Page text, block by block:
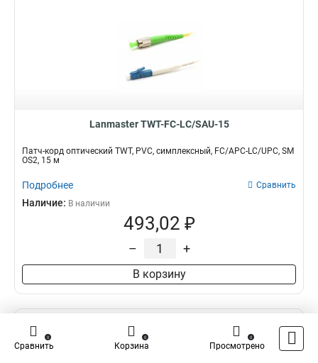
Lanmaster TWT-FC-LC/SAU-15
Патч-корд оптический TWT, PVC, симплексный, FC/APC-LC/UPC, SM
OS2, 15 м
Подробнее Сравнить
Наличие: В наличии
493,02 ₽
– +
В корзину
Сравнить
0
Корзина
0
Просмотрено
0